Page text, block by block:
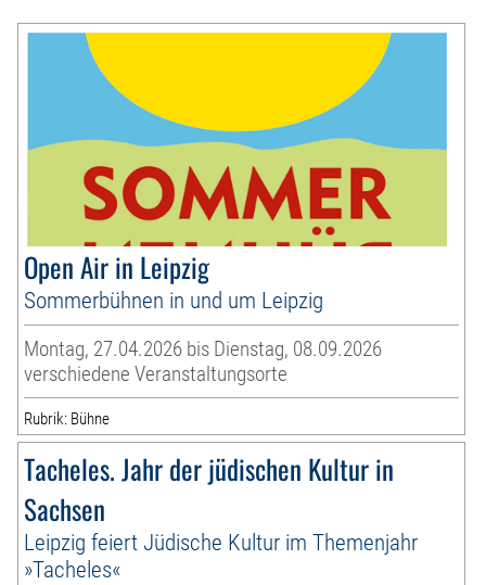
Open Air in Leipzig
Sommerbühnen in und um Leipzig
Montag, 27.04.2026 bis Dienstag, 08.09.2026
verschiedene Veranstaltungsorte
Rubrik: Bühne
Tacheles. Jahr der jüdischen Kultur in
Sachsen
Leipzig feiert Jüdische Kultur im Themenjahr
»Tacheles«